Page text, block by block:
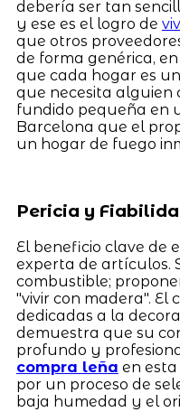
debería ser tan
y ese es el logro de
que otros
de forma genérica,
que cada hogar es
que necesita alguien
fundido pequeña en
Barcelona que el
un hogar de fuego
Pericia y
El beneficio clave de
experta de artículos.
combustible;
"vivir con madera". El
dedicadas a la
demuestra que su
profundo y
compra leña en
por un proceso de
baja humedad y el